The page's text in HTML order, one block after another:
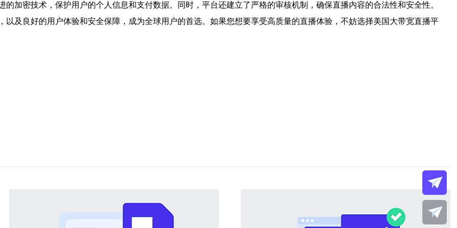
加密技术，保护用户的个人信息和支付数据。同时，平台还建立了严格的审核机制，确保直播内容的合法性和安全性。
及良好的用户体验和安全保障，成为全球用户的首选。如果您想要享受高质量的直播体验，不妨选择美国大带宽直播平